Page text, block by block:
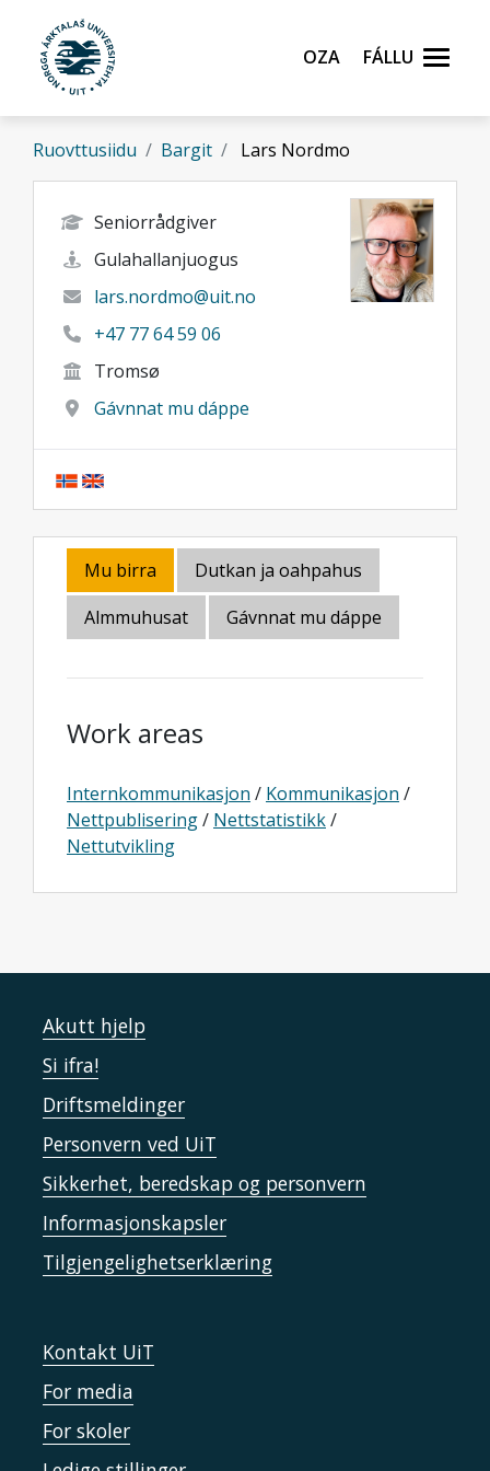
Gå til hovedinnhold
Oza
Fállu
Ruovttusiidu Bargit Lars Nordmo
Seniorrådgiver
Gulahallanjuogus
lars.nordmo@uit.no
+47 77 64 59 06
Tromsø
Gávnnat mu dáppe
Mu birra
Dutkan ja oahpahus
Almmuhusat
Gávnnat mu dáppe
Work areas
Internkommunikasjon / Kommunikasjon /
Nettpublisering/ Nettstatistikk/
Nettutvikling
Akutt hjelp
Si ifra!
Driftsmeldinger
Personvern ved UiT
Sikkerhet, beredskap og personvern
Informasjonskapsler
Tilgjengelighetserklæring
Kontakt UiT
For media
For skoler